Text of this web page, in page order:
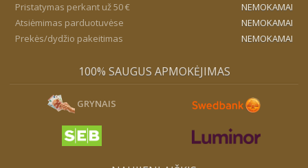
Pristatymas perkant už 50 €
NEMOKAMAI
Atsiėmimas parduotuvėse
NEMOKAMAI
Prekės/dydžio pakeitimas
NEMOKAMAI
100% SAUGUS APMOKĖJIMAS
GRYNAIS